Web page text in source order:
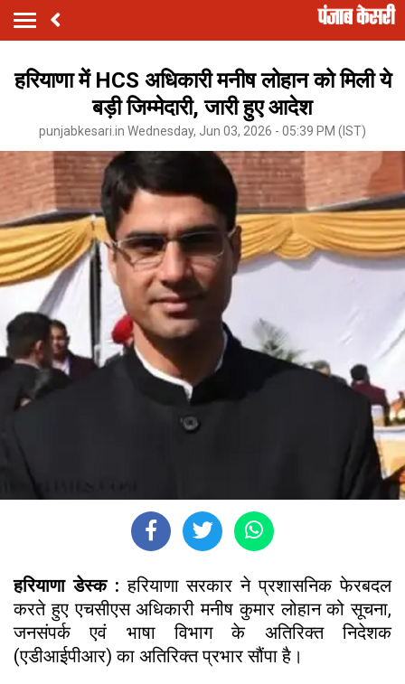
हरियाणा में HCS अधिकारी मनीष लोहान को मिली ये
बड़ी जिम्मेदारी, जारी हुए आदेश
punjabkesari.in Wednesday, Jun 03, 2026 - 05:39 PM (IST)
हरियाणा डेस्क :हरियाणा सरकार ने प्रशासनिक फेरबदल
करते हुए एचसीएस अधिकारी मनीष कुमार लोहान को सूचना,
जनसंपर्क एवं भाषा विभाग के अतिरिक्त निदेशक
(एडीआईपीआर) का अतिरिक्त प्रभार सौंपा है।